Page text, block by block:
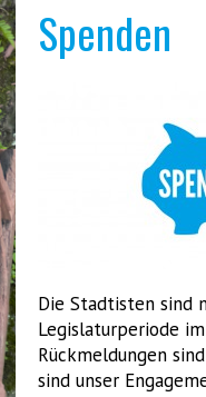
Spenden
Die Stadtisten sind
Legislaturperiode
Rückmeldungen
sind unser